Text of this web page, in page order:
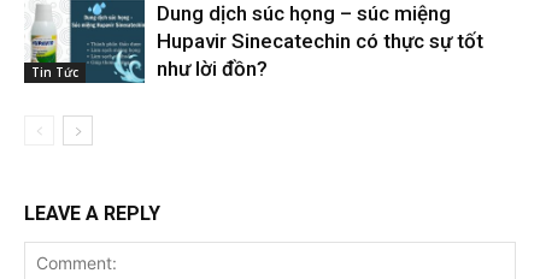
Tin Tức
Dung dịch súc họng – súc miệng
Hupavir Sinecatechin có thực sự tốt
như lời đồn?
LEAVE A REPLY